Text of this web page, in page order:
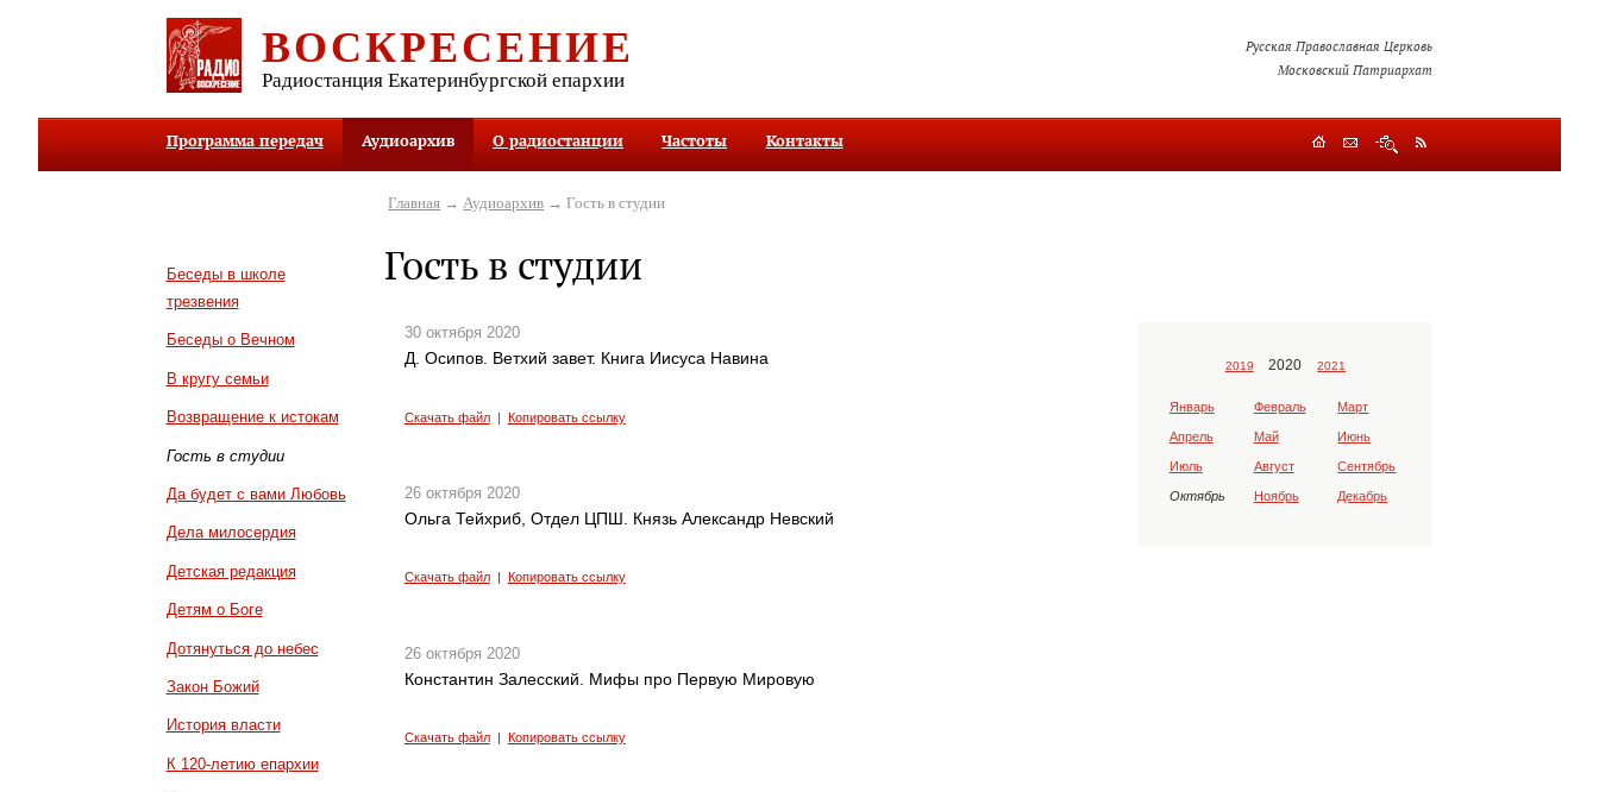
ВОСКРЕСЕНИЕ
Радиостанция Екатеринбургской епархии
Русская Православная Церковь
Московский Патриархат
Программа передач Аудиоархив О радиостанции Частоты Контакты
Беседы в школе
трезвения
Беседы о Вечном
В кругу семьи
Возвращение к истокам
Гость в студии
Да будет с вами Любовь
Дела милосердия
Детская редакция
Детям о Боге
Дотянуться до небес
Закон Божий
История власти
К 120-летию епархии
Главная → Аудиоархив → Гость в студии
Гость в студии
30 октября 2020
Д. Осипов. Ветхий завет. Книга Иисуса Навина
Скачать файл| Копировать ссылку
26 октября 2020
Ольга Тейхриб, Отдел ЦПШ. Князь Александр Невский
Скачать файл| Копировать ссылку
26 октября 2020
Константин Залесский. Мифы про Первую Мировую
Скачать файл| Копировать ссылку
2019 2020 2021
Январь Февраль Март
Апрель Май Июнь
Июль Август Сентябрь
Октябрь Ноябрь Декабрь